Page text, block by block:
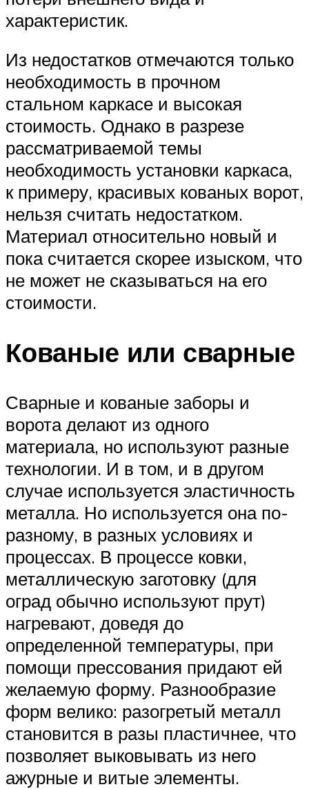
характеристик.
Из недостатков отмечаются только
необходимость в прочном
стальном каркасе и высокая
стоимость. Однако в разрезе
рассматриваемой темы
необходимость установки каркаса,
к примеру, красивых кованых ворот,
нельзя считать недостатком.
Материал относительно новый и
пока считается скорее изыском, что
не может не сказываться на его
стоимости.
Кованые или сварные
Сварные и кованые заборы и
ворота делают из одного
материала, но используют разные
технологии. И в том, и в другом
случае используется эластичность
металла. Но используется она по-
разному, в разных условиях и
процессах. В процессе ковки,
металлическую заготовку (для
оград обычно используют прут)
нагревают, доведя до
определенной температуры, при
помощи прессования придают ей
желаемую форму. Разнообразие
форм велико: разогретый металл
становится в разы пластичнее, что
позволяет выковывать из него
ажурные и витые элементы.